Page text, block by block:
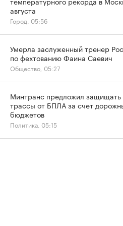
августа
Город, 05:56
Умерла заслуженный тренер
по фехтованию Фаина Саевич
Общество, 05:27
Минтранс предложил защищать
трассы от БПЛА за счет
бюджетов
Политика, 05:15